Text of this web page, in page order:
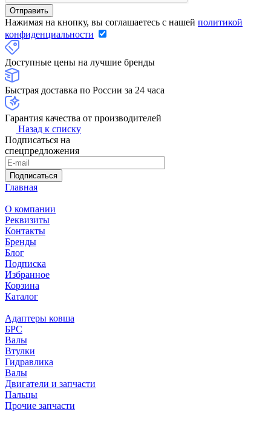
Нажимая на кнопку, вы соглашаетесь с нашей политикой
конфиденциальности
Доступные цены на лучшие бренды
Быстрая доставка по России за 24 часа
Гарантия качества от производителей
Назад к списку
Подписаться на
спецпредложения
Подписаться
Главная
О компании
Реквизиты
Контакты
Бренды
Блог
Подписка
Избранное
Корзина
Каталог
Адаптеры ковша
БРС
Валы
Втулки
Гидравлика
Валы
Двигатели и запчасти
Пальцы
Прочие запчасти